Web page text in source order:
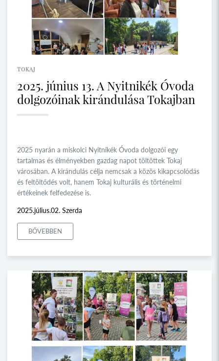
TOKAJ
2025. június 13. A Nyitnikék Óvoda
dolgozóinak kirándulása Tokajban
2025 nyarán a miskolci Nyitnikék Óvoda dolgozói egy
tartalmas és élményekben gazdag napot töltöttek Tokaj
városában. A kirándulás célja nemcsak a közös kikapcsolódás
és feltöltődés volt, hanem Tokaj kulturális és történelmi
értékeinek felfedezése is.
2025.július.02. Szerda
BŐVEBBEN